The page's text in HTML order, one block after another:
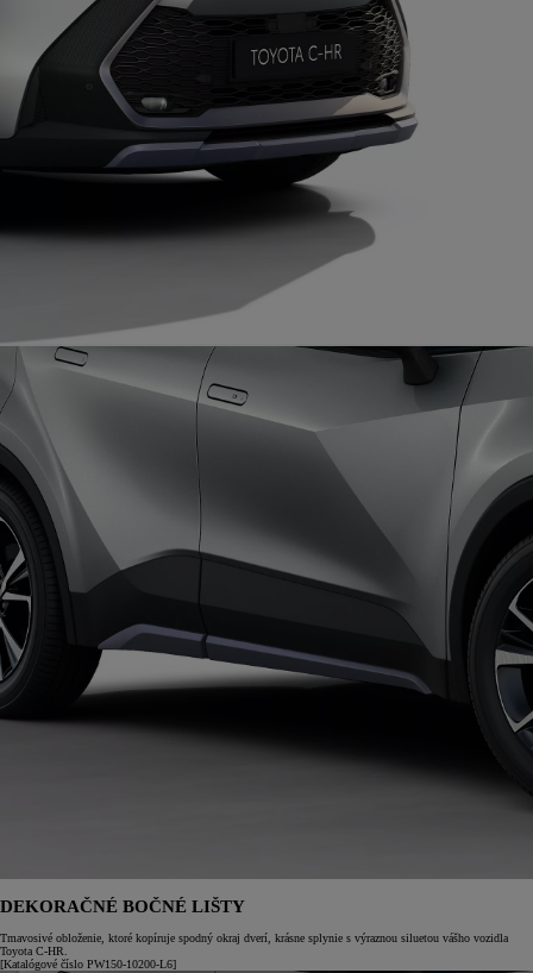
DEKORAČNÉ BOČNÉ LIŠTY
Tmavosivé obloženie, ktoré kopíruje spodný okraj dverí, krásne splynie s výraznou siluetou vášho vozidla
Toyota C-HR.
[Katalógové číslo PW150-10200-L6]